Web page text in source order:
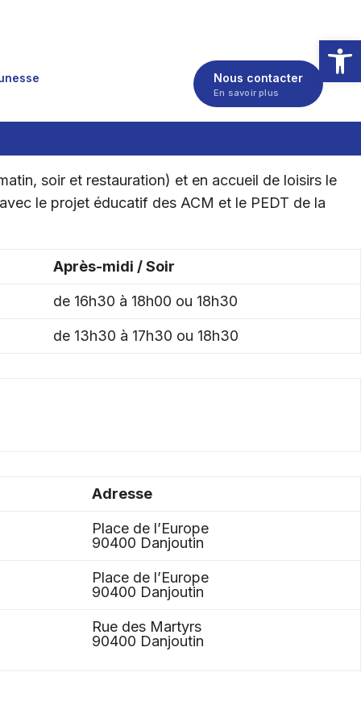
Nous contacter
En savoir plus
soir et restauration) et en accueil de loisirs le
le projet éducatif des ACM et le PEDT de la
Après-midi / Soir
de 16h30 à 18h00 ou 18h30
de 13h30 à 17h30 ou 18h30
Adresse
Place de l’Europe
90400 Danjoutin
Place de l’Europe
90400 Danjoutin
Rue des Martyrs
90400 Danjoutin
Ouvrir